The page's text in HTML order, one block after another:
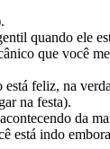
quando ele
que você
feliz, na
na festa).
da
está indo